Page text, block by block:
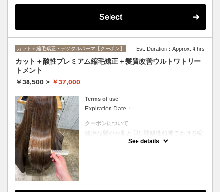
Select
カット＋縮毛矯正・デジタルパーマ【クーポン】 Est. Duration：Approx. 4 hrs
カット＋酸性プレミアム縮毛矯正＋髪質改善ウルトワトリー
トメント
￥38,500 > ￥37,000
Terms of use
Expiration Date：
クーポンについて
健康な髪やお肌と同じ弱酸性領域でかける縮
毛矯正☆髪を瘦せさせることなく、気になる
癖をナチュラルに伸ばせるスペシャルな縮毛
See details